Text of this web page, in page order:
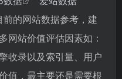
前的网站数据参考，建
网站价值评估因素如：
收录以及索引量、用户
值，最主要还是需要根